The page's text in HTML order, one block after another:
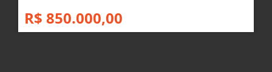
R$ 850.000,00